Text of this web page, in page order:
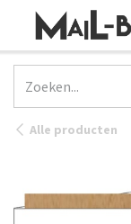
OVERSLAAN NAAR INHOUD
Alle producten